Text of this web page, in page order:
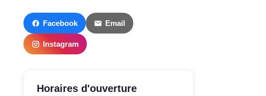
Facebook Email
Instagram
Horaires d'ouverture